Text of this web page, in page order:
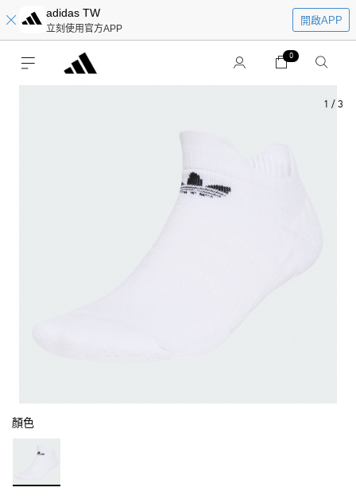
adidas TW
立刻使用官方APP
開啟APP
0
1 / 3
顏色